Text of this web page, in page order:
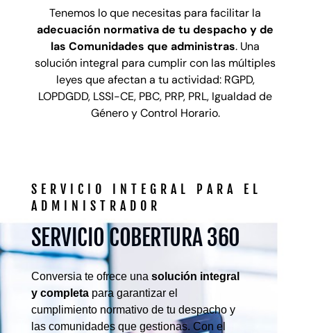
Tenemos lo que necesitas para facilitar la
adecuación normativa de tu despacho y de
las Comunidades que administras. Una
solución integral para cumplir con las múltiples
leyes que afectan a tu actividad: RGPD,
LOPDGDD, LSSI-CE, PBC, PRP, PRL, Igualdad de
Género y Control Horario.
SERVICIO INTEGRAL PARA EL
ADMINISTRADOR
SERVICIO COBERTURA 360
Conversia te ofrece una solución integral
y completapara garantizar el
cumplimiento normativo de tu despacho y
las comunidades que gestionas. Con el